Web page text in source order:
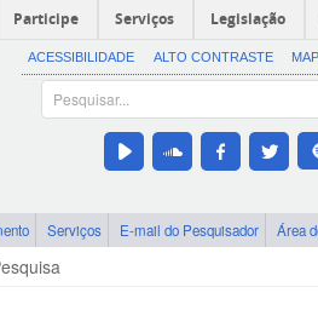
Participe Serviços Legislação
ACESSIBILIDADE ALTO CONTRASTE
Serviços E-mail do Pesquisador Área